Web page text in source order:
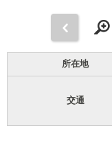
所在地
交通